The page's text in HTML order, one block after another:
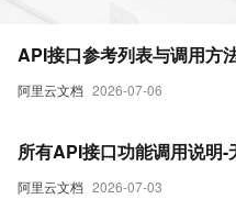
阿里云文档 2026-07-06
API接口参考列表与调用方
阿里云文档 2026-07-03
所有API接口功能调用说明-